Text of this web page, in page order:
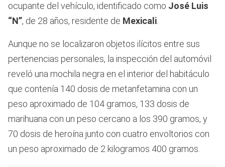
ocupante del vehículo, identificado como José Luis
“N”, de 28 años, residente de Mexicali
Aunque no se localizaron objetos ilícitos entre sus
pertenencias personales, la inspección del automóvil
reveló una mochila negra en el interior del habitáculo
que contenía 140 dosis de metanfetamina con un
peso aproximado de 104 gramos, 133 dosis de
marihuana con un peso cercano a los 390 gramos, y
70 dosis de heroína junto con cuatro envoltorios con
un peso aproximado de 2 kilogramos 400 gramos.